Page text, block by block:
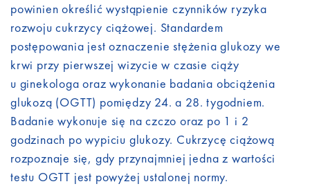
powinien określić wystąpienie czynników ryzyka
rozwoju cukrzycy ciążowej. Standardem
postępowania jest oznaczenie stężeniaglukozy we
krwi przy pierwszej wizycie w czasie ciąży
u ginekologa oraz wykonanie badania obciążenia
glukozą (OGTT) pomiędzy 24. a 28. tygodniem.
Badanie wykonuje się na czczo oraz po 1 i 2
godzinach po wypiciu glukozy. Cukrzycę ciążową
rozpoznaje się, gdy przynajmniej jedna z wartości
testu OGTT jest powyżej ustalonej normy.